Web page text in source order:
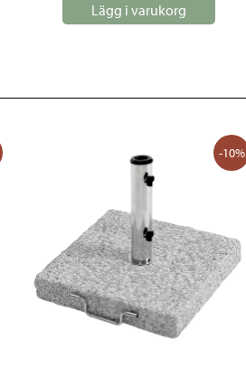
Lägg i varukorg
-10%